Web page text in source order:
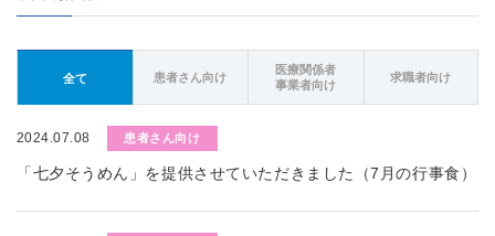
全て 患者さん向け
医療関係者
事業者向け
求職者向け
2024.07.08 患者さん向け
「七夕そうめん」を提供させていただきました（7月の行事食）